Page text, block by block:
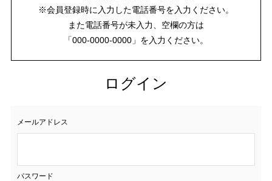
※会員登録時に入力した電話番号を入力ください。
また電話番号が未入力、空欄の方は
「000-0000-0000」を入力ください。
ログイン
メールアドレス
パスワード